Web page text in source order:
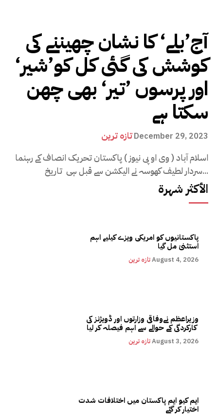
آج’بلے‘ کا نشان چھیننے کی
کوشش کی گئی کل کو’شیر‘
اور پرسوں ’تیر‘ بھی چھن
سکتا ہے
تازہ ترینDecember 29, 2023
اسلام آباد ( وی او پی نیوز ) پاکستان تحریک انصاف کے رہنما
سردار لطیف کھوسہ نے الیکشن سے قبل ہی تاریخ...
الأكثر شهرة
پاکستانیوں کو امریکی ویزے کیلیے اہم
استثنیٰ مل گیا
تازہ ترینAugust 4, 2026
وزیراعظم نےوفاقی وزارتوں اور ڈویژنز کی
کارکردگی کے حوالے سے اہم فیصلہ کر لیا
تازہ ترینAugust 3, 2026
ایم کیو ایم پاکستان میں اختلافات شدت
اختیار کر گئے